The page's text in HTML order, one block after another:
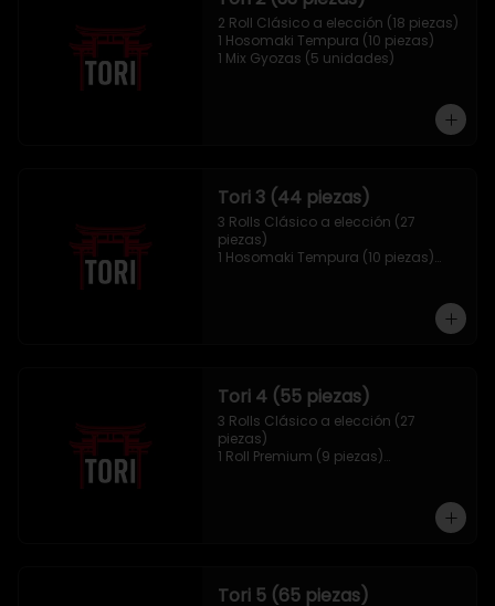
2 Roll Clásico a elección (18 piezas)
1 Hosomaki Tempura (10 piezas)
1 Mix Gyozas (5 unidades)
Tori 3 (44 piezas)
3 Rolls Clásico a elección (27
piezas)
1 Hosomaki Tempura (10 piezas)
Tori 4 (55 piezas)
3 Rolls Clásico a elección (27
piezas)
1 Roll Premium (9 piezas)
Tori 5 (65 piezas)